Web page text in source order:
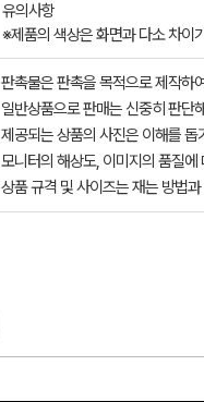
유의사항
※제품의 색상은 화면과 다소 차이
판촉물은 판촉을 목적으로 제작하
일반상품으로 판매는 신중히 판단
제공되는 상품의 사진은 이해를
모니터의 해상도, 이미지의 품질
상품 규격 및 사이즈는 재는 방법